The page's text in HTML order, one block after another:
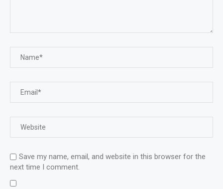
Save my name, email, and website in this browser for the
next time I comment.